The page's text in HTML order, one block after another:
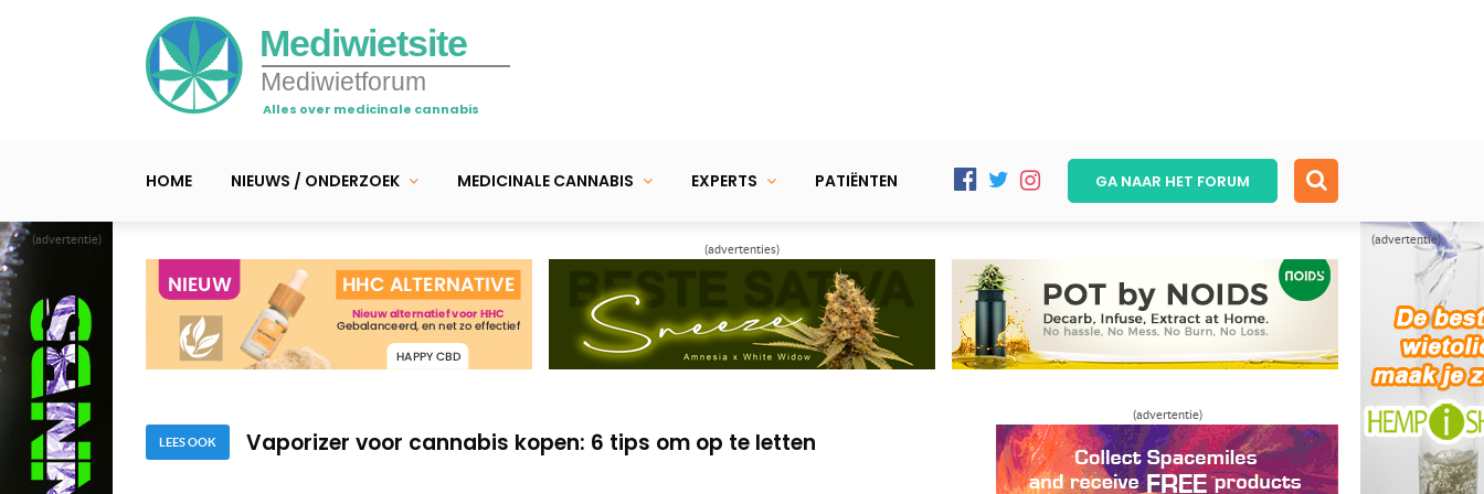
(advertentie) (advertentie)
Mediwietsite
Mediwietforum
Alles over medicinale cannabis
HOME NIEUWS / ONDERZOEK MEDICINALE CANNABIS EXPERTS PATIËNTEN GA NAAR HET FORUM
(advertenties)
LEES OOK
Cannabis verdampen en er het maximale uithalen, dat doe je zo!
5 redenen om te kiezen voor een convectie vaporizer
Cannabis verdampen en er het maximale uithalen, dat doe je zo!
(advertentie)